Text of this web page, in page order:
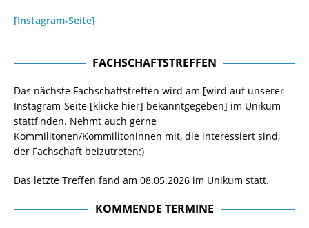
[Instagram-Seite]
FACHSCHAFTSTREFFEN
Das nächste Fachschaftstreffen wird am [wird auf unserer
Instagram-Seite [klicke hier] bekanntgegeben] im Unikum
stattfinden. Nehmt auch gerne
Kommilitonen/Kommilitoninnen mit, die interessiert sind,
der Fachschaft beizutreten:)
Das letzte Treffen fand am 08.05.2026 im Unikum statt.
KOMMENDE TERMINE